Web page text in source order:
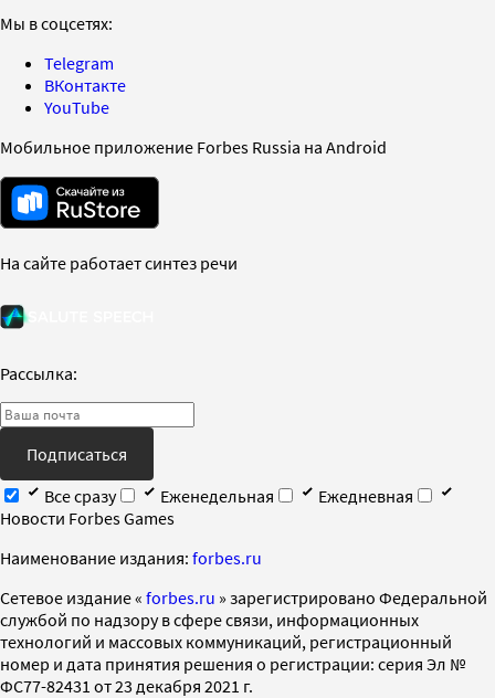
Мы в соцсетях:
Telegram
ВКонтакте
YouTube
Мобильное приложение Forbes Russia на Android
На сайте работает синтез речи
Рассылка:
Подписаться
Все сразу
Еженедельная
Ежедневная
Новости Forbes Games
Наименование издания: forbes.ru
Cетевое издание « forbes.ru » зарегистрировано Федеральной
службой по надзору в сфере связи, информационных
технологий и массовых коммуникаций, регистрационный
номер и дата принятия решения о регистрации: серия Эл №
ФС77-82431 от 23 декабря 2021 г.